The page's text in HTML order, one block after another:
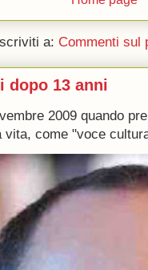
a: Commenti sul
dopo 13 anni
2009 quando
vita, come "voce